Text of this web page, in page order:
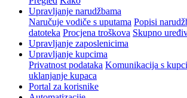
Upravljanje narudžbama
Naručuje vodiče s uputama Popisi
datoteka Procjena troškova Skupno
Upravljanje zaposlenicima
Upravljanje kupcima
Privatnost podataka Komunikacija s
uklanjanje kupaca
Portal za korisnike